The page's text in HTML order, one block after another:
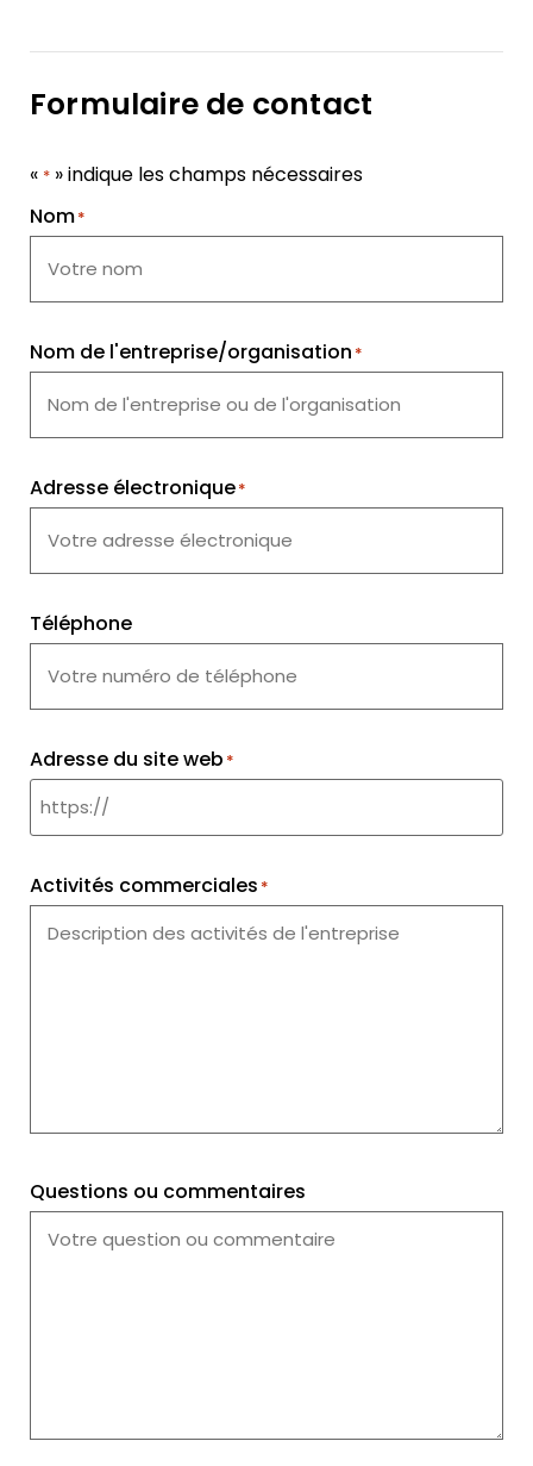
Formulaire de contact
« * » indique les champs nécessaires
Nom*
Nom de l'entreprise/organisation *
Adresse électronique*
Téléphone
Adresse du site web *
Activités commerciales *
Questions ou commentaires